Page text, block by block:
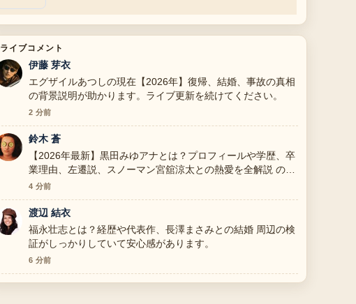
ライブコメント
伊藤 芽衣
エグザイルあつしの現在【2026年】復帰、結婚、事故の真相
の背景説明が助かります。ライブ更新を続けてください。
2 分前
鈴木 蒼
【2026年最新】黒田みゆアナとは？プロフィールや学歴、卒
業理由、左遷説、スノーマン宮舘涼太との熱愛を全解説 の報
道は丁寧で、流れを追いやすいです。
4 分前
渡辺 結衣
福永壮志とは？経歴や代表作、長澤まさみとの結婚 周辺の検
証がしっかりしていて安心感があります。
6 分前